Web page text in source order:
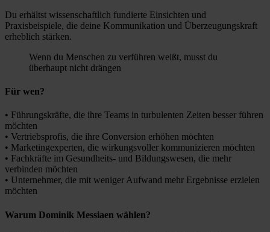
Du erhältst wissenschaftlich fundierte Einsichten und
Praxisbeispiele, die deine Kommunikation und Überzeugungskraft
erheblich stärken.
Wenn du Menschen zu verführen weißt, musst du
überhaupt nicht drängen
Für wen?
• Führungskräfte, die ihre Teams in turbulenten Zeiten besser führen
möchten
• Vertriebsprofis, die ihre Conversion erhöhen möchten
• Marketingexperten, die wirkungsvoller kommunizieren möchten
• Fachkräfte im Gesundheits- und Bildungswesen, die mehr
verbinden möchten
• Unternehmer, die mit weniger Aufwand mehr Ergebnisse erzielen
möchten
Warum Dominik Messiaen wählen?